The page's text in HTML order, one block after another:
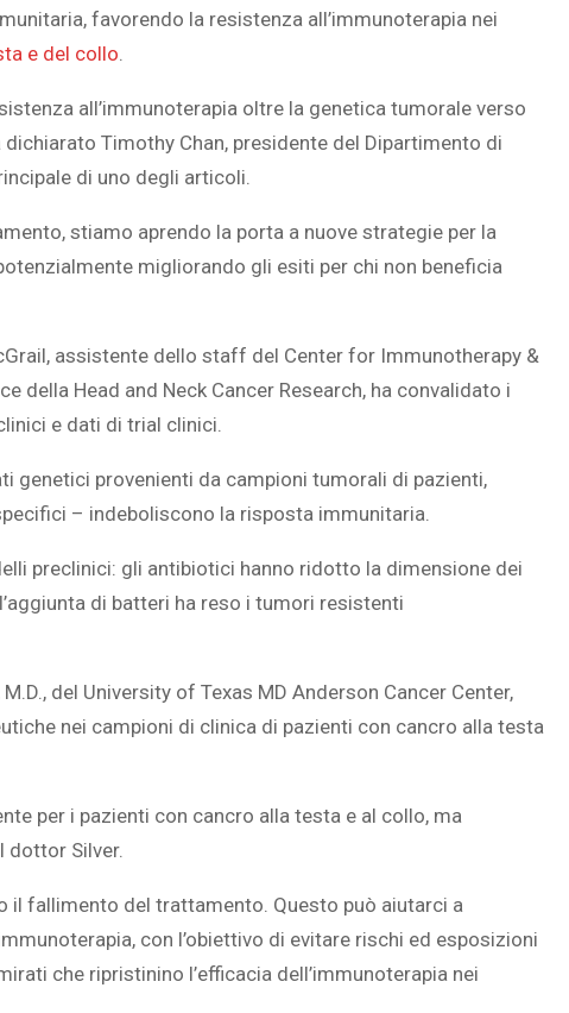
favorendo la resistenza all’immunoterapia nei
e del collo.
all’immunoterapia oltre la genetica tumorale verso
dichiarato Timothy Chan, presidente del Dipartimento di
di uno degli articoli.
stiamo aprendo la porta a nuove strategie per la
migliorando gli esiti per chi non beneficia
assistente dello staff del Center for Immunotherapy &
della Head and Neck Cancer Research, ha convalidato i
e dati di trial clinici.
genetici provenienti da campioni tumorali di pazienti,
– indeboliscono la risposta immunitaria.
preclinici: gli antibiotici hanno ridotto la dimensione dei
di batteri ha reso i tumori resistenti
del University of Texas MD Anderson Cancer Center,
nei campioni di clinica di pazienti con cancro alla testa
per i pazienti con cancro alla testa e al collo, ma
dottor Silver.
il fallimento del trattamento. Questo può aiutarci a
con l’obiettivo di evitare rischi ed esposizioni
che ripristinino l’efficacia dell’immunoterapia nei
MELODIE CHE LE
IMMAGINANO
ASSENZA DI FIGLI IN ETÀ
ADULTA